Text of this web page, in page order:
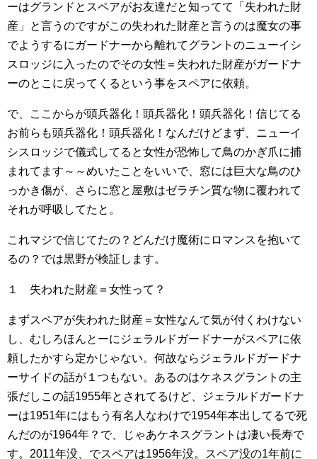
ーはグランドとスペアがお友達だと知ってて「失われた財
産」と言うのですがこの失われた財産と言うのは魔女の事
でようするにガードナーから離れてグラントのニューイシ
スロッジに入ったのでその女性＝失われた財産がガードナ
ーのとこに戻ってくるという事をスペアに依頼。
で、ここからが頭兵器化！頭兵器化！頭兵器化！信じてる
お前らも頭兵器化！頭兵器化！なんだけどまず、ニューイ
シスロッジで儀式してると女性が恐怖して鳥のかぎ爪に捕
まれてます～～めいたことをいいで、窓には巨大な鳥のひ
っかき傷が、さらに窓と屋敷はゼラチン質な物に覆われて
それが呼吸してたと。
これマジで信じてたの？どんだけ魔術にロマンスを抱いて
るの？では黒野が検証します。
１ 失われた財産＝女性って？
まずスペアが失われた財産＝女性なんて気が付くわけない
し、むしろほんとーにジェラルドガードナーがスペアに依
頼したかすら定かじゃない。何故ならジェラルドガードナ
ーサイドの話が１つもない。あるのはケネスグラントの主
張だしこの話1955年とされてるけど、ジェラルドガードナ
ーは1951年にはもう有名人なわけで1954年本出してるで死
んだのが1964年？で、じゃあケネスグラントは凄い長寿で
す。2011年没、でスペアは1956年没。スペア没の1年前に